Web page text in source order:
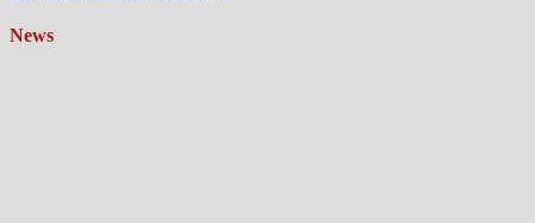
News